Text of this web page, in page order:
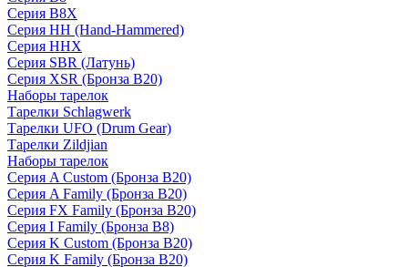
Серия B8X
Серия HH (Hand-Hammered)
Серия HHX
Серия SBR (Латунь)
Серия XSR (Бронза B20)
Наборы тарелок
Тарелки Schlagwerk
Тарелки UFO (Drum Gear)
Тарелки Zildjian
Наборы тарелок
Серия A Custom (Бронза B20)
Серия A Family (Бронза B20)
Серия FX Family (Бронза B20)
Серия I Family (Бронза B8)
Серия K Custom (Бронза B20)
Серия K Family (Бронза B20)